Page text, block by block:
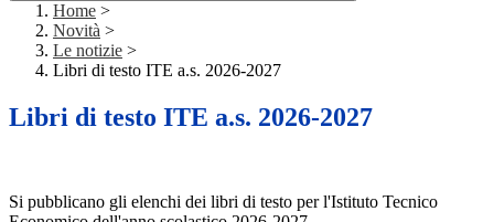
Home >
Novità >
Le notizie >
Libri di testo ITE a.s. 2026-2027
Libri di testo ITE a.s. 2026-2027
Si pubblicano gli elenchi dei libri di testo per l'Istituto Tecnico